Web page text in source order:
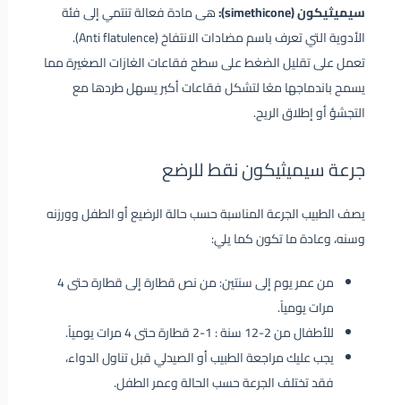
سيميثيكون (simethicone):
هى مادة فعالة تنتمي إلى فئة
الأدوية التي تعرف باسم مضادات الانتفاخ (Anti flatulence).
تعمل على تقليل الضغط على سطح فقاعات الغازات الصغيرة مما
يسمح باندماجها معًا لتشكل فقاعات أكبر يسهل طردها مع
التجشؤ أو إطلاق الريح.
جرعة سيميثيكون نقط للرضع
يصف الطبيب الجرعة المناسبة حسب حالة الرضيع أو الطفل وورزنه
وسنه، وعادة ما تكون كما يلي:
من عمر يوم إلى سنتين: من نص قطارة إلى قطارة حتى 4
مرات يومياً.
للأطفال من 2-12 سنة : 1-2 قطارة حتى 4 مرات يومياً.
يجب عليك مراجعة الطبيب أو الصيدلي قبل تناول الدواء،
فقد تختلف الجرعة حسب الحالة وعمر الطفل.